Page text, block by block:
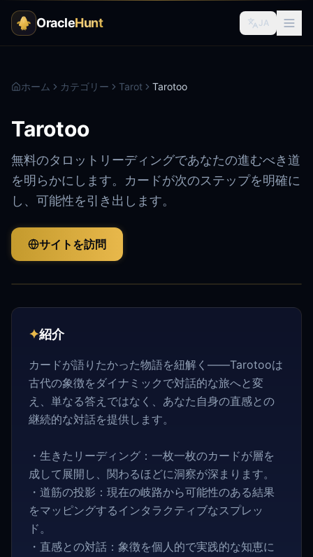
OracleHunt JA
ホーム カテゴリー Tarot Tarotoo
Tarotoo
無料のタロットリーディングであなたの進むべき道
を明らかにします。カードが次のステップを明確に
し、可能性を引き出します。
サイトを訪問
✦紹介
カードが語りたかった物語を紐解く——Tarotooは
古代の象徴をダイナミックで対話的な旅へと変
え、単なる答えではなく、あなた自身の直感との
継続的な対話を提供します。
・生きたリーディング：一枚一枚のカードが層を
成して展開し、関わるほどに洞察が深まります。
・道筋の投影：現在の岐路から可能性のある結果
をマッピングするインタラクティブなスプレッ
ド。
・直感との対話：象徴を個人的で実践的な知恵に